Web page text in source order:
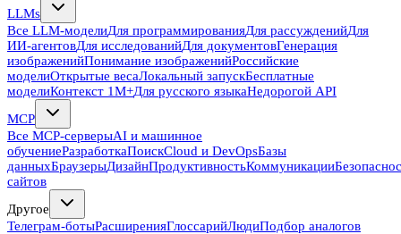
LLMs
Все LLM-моделиДля программированияДля рассужденийДля
ИИ-агентовДля исследованийДля документовГенерация
изображенийПонимание изображенийРоссийские
моделиОткрытые весаЛокальный запускБесплатные
моделиКонтекст 1M+Для русского языкаНедорогой API
MCP
Все MCP-серверыAI и машинное
обучениеРазработкаПоискCloud и DevOpsБазы
данныхБраузерыДизайнПродуктивностьКоммуникации
сайтов
Другое
Телеграм-ботыРасширенияГлоссарийЛюдиПодбор аналогов